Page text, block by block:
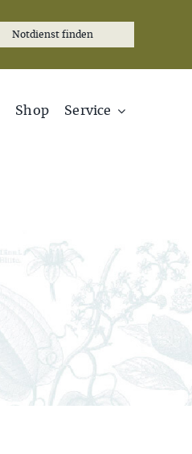
Notdienst finden
Shop Service